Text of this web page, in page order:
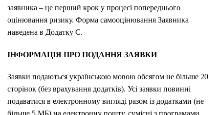
заявника – це перший крок у процесі попереднього
оцінювання ризику. Форма самооцінювання Заявника
наведена в Додатку C.
ІНФОРМАЦІЯ ПРО ПОДАННЯ ЗАЯВКИ
Заявки подаються українською мовою обсягом не більше 20
сторінок (без врахування додатків). Усі заявки повинні
подаватися в електронному вигляді разом із додатками (не